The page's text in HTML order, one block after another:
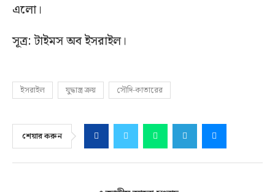
এলো।
সূত্র: টাইমস অব ইসরাইল।
ইসরাইল যুদ্ধাস্ত্র ক্রয় সৌদি-কাতারের
শেয়ার করুন